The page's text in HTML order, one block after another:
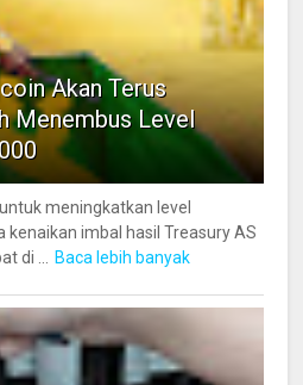
Akan Terus
Menembus Level
meningkatkan level
kenaikan imbal hasil Treasury AS
di ...
Baca lebih banyak